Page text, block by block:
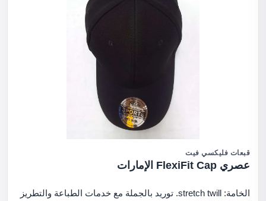
قبعات فليكسي فيت
عصري FlexiFit Cap الإمارات
الخامة: stretch twill. توريد بالجملة مع خدمات الطباعة والتطريز